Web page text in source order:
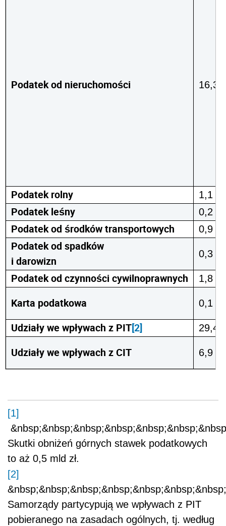
Podatek od nieruchomości 16,3
Podatek rolny 1,1
Podatek leśny 0,2
Podatek od środków transportowych 0,9
Podatek od spadków
i darowizn
0,3
Podatek od czynności cywilnoprawnych 1,8
Karta podatkowa 0,1
Udziały we wpływach z PIT[2] 29,4
Udziały we wpływach z CIT 6,9
[1]
Skutki obniżeń górnych stawek podatkowych
to aż 0,5 mld zł.
[2]
Samorządy partycypują we wpływach z PIT
pobieranego na zasadach ogólnych, tj. według